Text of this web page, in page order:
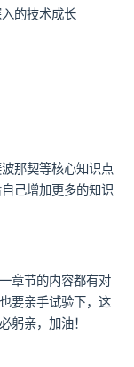
的技术成长
那契等核心知识点
己增加更多的知识
章节的内容都有对
要亲手试验下，这
躬亲，加油！